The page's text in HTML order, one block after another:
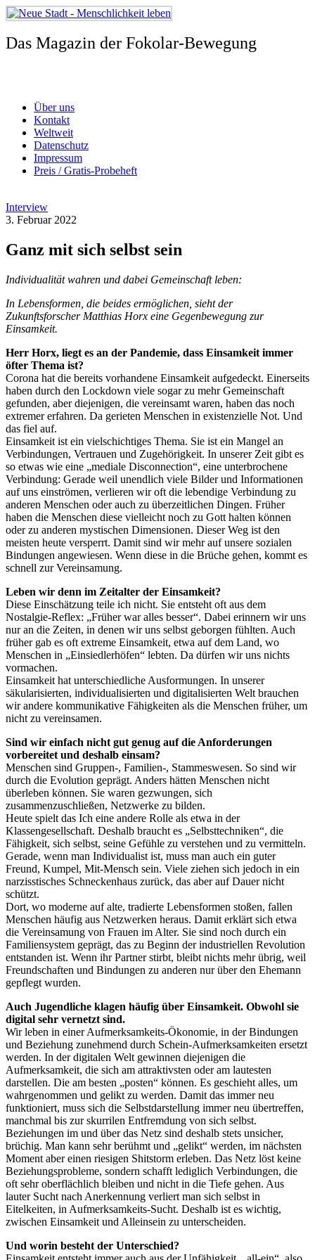
Zum
Inhalt
springen
Das Magazin der Fokolar-Bewegung
Über uns
Kontakt
Weltweit
Datenschutz
Impressum
Preis / Gratis-Probeheft
Interview
3. Februar 2022
Ganz mit sich selbst sein
Individualität wahren und dabei Gemeinschaft leben:
In Lebensformen, die beides ermöglichen, sieht der
Zukunftsforscher Matthias Horx eine Gegenbewegung zur
Einsamkeit.
Herr Horx, liegt es an der Pandemie, dass Einsamkeit immer
öfter Thema ist?
Corona hat die bereits vorhandene Einsamkeit aufgedeckt. Einerseits
haben durch den Lockdown viele sogar zu mehr Gemeinschaft
gefunden, aber diejenigen, die vereinsamt waren, haben das noch
extremer erfahren. Da gerieten Menschen in existenzielle Not. Und
das fiel auf.
Einsamkeit ist ein vielschichtiges Thema. Sie ist ein Mangel an
Verbindungen, Vertrauen und Zugehörigkeit. In unserer Zeit gibt es
so etwas wie eine „mediale Disconnection“, eine unterbrochene
Verbindung: Gerade weil unendlich viele Bilder und Informationen
auf uns einströmen, verlieren wir oft die lebendige Verbindung zu
anderen Menschen oder auch zu überzeitlichen Dingen. Früher
haben die Menschen diese vielleicht noch zu Gott halten können
oder zu anderen mystischen Dimensionen. Dieser Weg ist den
meisten heute versperrt. Damit sind wir mehr auf unsere sozialen
Bindungen angewiesen. Wenn diese in die Brüche gehen, kommt es
schnell zur Vereinsamung.
Leben wir denn im Zeitalter der Einsamkeit?
Diese Einschätzung teile ich nicht. Sie entsteht oft aus dem
Nostalgie-Reflex: „Früher war alles besser“. Dabei erinnern wir uns
nur an die Zeiten, in denen wir uns selbst geborgen fühlten. Auch
früher gab es oft extreme Einsamkeit, etwa auf dem Land, wo
Menschen in „Einsiedlerhöfen“ lebten. Da dürfen wir uns nichts
vormachen.
Einsamkeit hat unterschiedliche Ausformungen. In unserer
säkularisierten, individualisierten und digitalisierten Welt brauchen
wir andere kommunikative Fähigkeiten als die Menschen früher, um
nicht zu vereinsamen.
Sind wir einfach nicht gut genug auf die Anforderungen
vorbereitet und deshalb einsam?
Menschen sind Gruppen-, Familien-, Stammeswesen. So sind wir
durch die Evolution geprägt. Anders hätten Menschen nicht
überleben können. Sie waren gezwungen, sich
zusammenzuschließen, Netzwerke zu bilden.
Heute spielt das Ich eine andere Rolle als etwa in der
Klassengesellschaft. Deshalb braucht es „Selbsttechniken“, die
Fähigkeit, sich selbst, seine Gefühle zu verstehen und zu vermitteln.
Gerade, wenn man Individualist ist, muss man auch ein guter
Freund, Kumpel, Mit-Mensch sein. Viele ziehen sich jedoch in ein
narzisstisches Schneckenhaus zurück, das aber auf Dauer nicht
schützt.
Dort, wo moderne auf alte, tradierte Lebensformen stoßen, fallen
Menschen häufig aus Netzwerken heraus. Damit erklärt sich etwa
die Vereinsamung von Frauen im Alter. Sie sind noch durch ein
Familiensystem geprägt, das zu Beginn der industriellen Revolution
entstanden ist. Wenn ihr Partner stirbt, bleibt nichts mehr übrig, weil
Freundschaften und Bindungen zu anderen nur über den Ehemann
gepflegt wurden.
Auch Jugendliche klagen häufig über Einsamkeit. Obwohl sie
digital sehr vernetzt sind.
Wir leben in einer Aufmerksamkeits-Ökonomie, in der Bindungen
und Beziehung zunehmend durch Schein-Aufmerksamkeiten ersetzt
werden. In der digitalen Welt gewinnen diejenigen die
Aufmerksamkeit, die sich am attraktivsten oder am lautesten
darstellen. Die am besten „posten“ können. Es geschieht alles, um
wahrgenommen und gelikt zu werden. Damit das immer neu
funktioniert, muss sich die Selbstdarstellung immer neu übertreffen,
manchmal bis zur skurrilen Entfremdung von sich selbst.
Beziehungen im und über das Netz sind deshalb stets unsicher,
brüchig. Man kann sehr berühmt und „gelikt“ werden, im nächsten
Moment aber einen riesigen Shitstorm erleben. Das Netz löst keine
Beziehungsprobleme, sondern schafft lediglich Verbindungen, die
oft sehr oberflächlich bleiben und nicht in die Tiefe gehen. Aus
lauter Sucht nach Anerkennung verliert man sich selbst in
Eitelkeiten, in Aufmerksamkeits-Sucht. Deshalb ist es wichtig,
zwischen Einsamkeit und Alleinsein zu unterscheiden.
Und worin besteht der Unterschied?